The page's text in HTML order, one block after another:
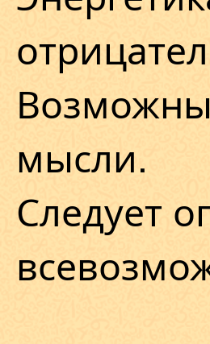
мысли.
Следует